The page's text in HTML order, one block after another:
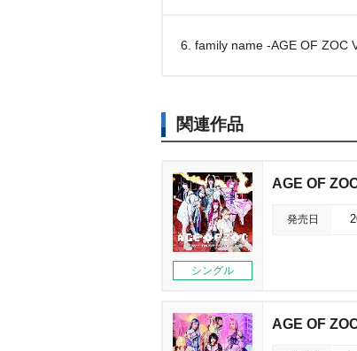
6. family name -AGE OF ZOC
関連作品
シングル
AGE OF
発売日
AGE OF